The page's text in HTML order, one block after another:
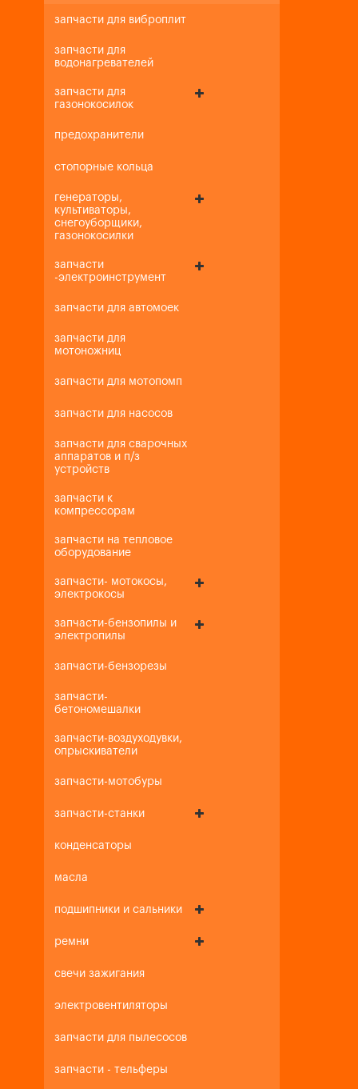
запчасти для виброплит
запчасти для
водонагревателей
запчасти для
газонокосилок
предохранители
стопорные кольца
генераторы,
культиваторы,
снегоуборщики,
газонокосилки
запчасти
-электроинструмент
запчасти для автомоек
запчасти для
мотоножниц
запчасти для мотопомп
запчасти для насосов
запчасти для сварочных
аппаратов и п/з
устройств
запчасти к
компрессорам
запчасти на тепловое
оборудование
запчасти- мотокосы,
электрокосы
запчасти-бензопилы и
электропилы
запчасти-бензорезы
запчасти-
бетономешалки
запчасти-воздуходувки,
опрыскиватели
запчасти-мотобуры
запчасти-станки
конденсаторы
масла
подшипники и сальники
ремни
свечи зажигания
электровентиляторы
запчасти для пылесосов
запчасти - тельферы